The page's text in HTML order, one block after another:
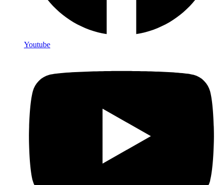
Youtube